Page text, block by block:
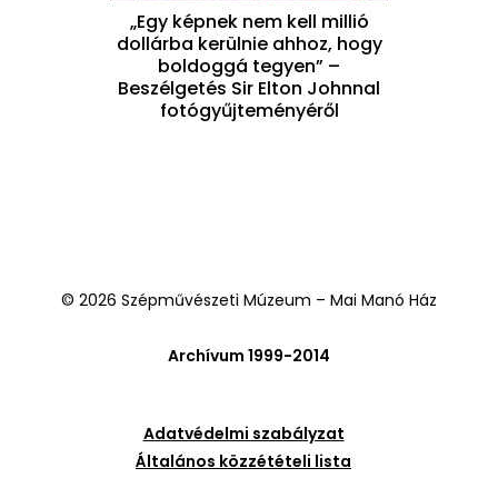
„Egy képnek nem kell millió
dollárba kerülnie ahhoz, hogy
boldoggá tegyen” –
Beszélgetés Sir Elton Johnnal
fotógyűjteményéről
© 2026 Szépművészeti Múzeum – Mai Manó Ház
Archívum 1999-2014
Adatvédelmi szabályzat
Általános közzétételi lista